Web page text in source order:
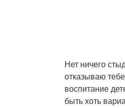
Нет ничего
отказываю
воспитание
быть хоть